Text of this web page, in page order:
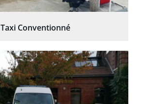
Taxi Conventionné